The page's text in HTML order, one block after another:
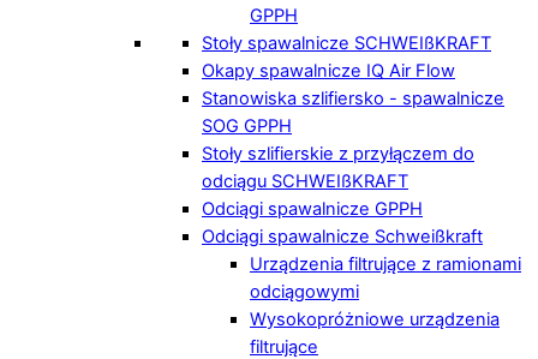
GPPH
Stoły spawalnicze SCHWEIßKRAFT
Okapy spawalnicze IQ Air Flow
Stanowiska szlifiersko - spawalnicze
SOG GPPH
Stoły szlifierskie z przyłączem do
odciągu SCHWEIßKRAFT
Odciągi spawalnicze GPPH
Odciągi spawalnicze Schweißkraft
Urządzenia filtrujące z ramionami
odciągowymi
Wysokopróżniowe urządzenia
filtrujące